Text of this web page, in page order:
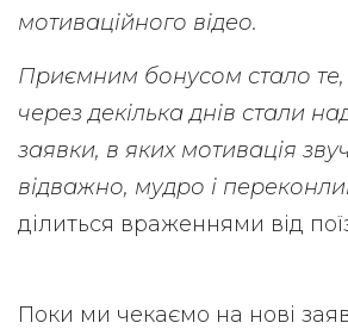
мотиваційного відео.
Приємним бонусом стало
через декілька днів стали
заявки, в яких мотивація
відважно, мудро і
ділиться враженнями від
Поки ми чекаємо на нові